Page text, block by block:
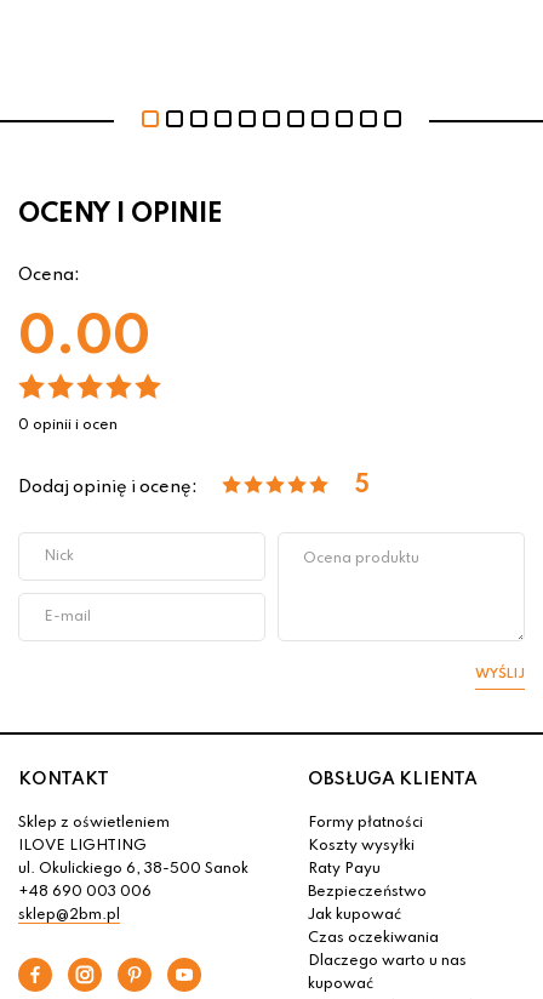
OCENY I OPINIE
Ocena:
0.00
0 opinii i ocen
Dodaj opinię i ocenę: 5
WYŚLIJ
KONTAKT
Sklep z oświetleniem
ILOVE LIGHTING
ul. Okulickiego 6, 38-500 Sanok
+48 690 003 006
sklep@2bm.pl
OBSŁUGA KLIENTA
Formy płatności
Koszty wysyłki
Raty Payu
Bezpieczeństwo
Jak kupować
Czas oczekiwania
Dlaczego warto u nas
kupować